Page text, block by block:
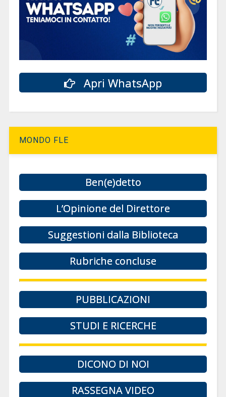
Apri WhatsApp
MONDO FLE
Ben(e)detto
L’Opinione del Direttore
Suggestioni dalla Biblioteca
Rubriche concluse
PUBBLICAZIONI
STUDI E RICERCHE
DICONO DI NOI
RASSEGNA VIDEO